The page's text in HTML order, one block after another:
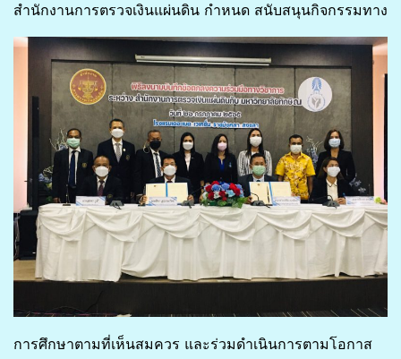
สำนักงานการตรวจเงินแผ่นดิน กำหนด สนับสนุนกิจกรรมทาง
การศึกษาตามที่เห็นสมควร และร่วมดำเนินการตามโอกาส